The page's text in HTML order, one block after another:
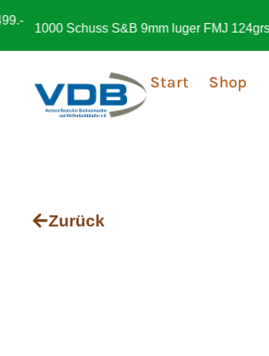
1000 Schuss S&B 9mm luger FMJ 124grs /
Start Shop
Zurück